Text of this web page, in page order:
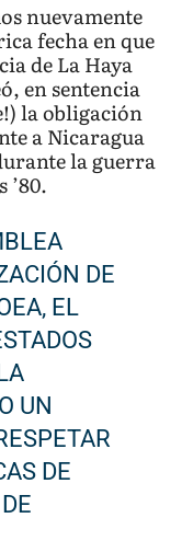
nuevamente
fecha en que
de La Haya
en sentencia
la obligación
a Nicaragua
la guerra
’80.
DE
EL
UN
DE